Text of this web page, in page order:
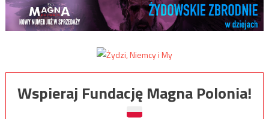
Wspieraj Fundację Magna Polonia!